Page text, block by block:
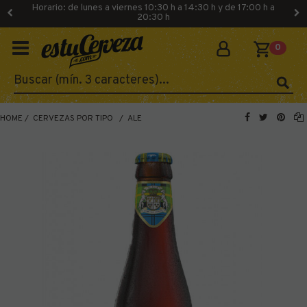
Horario: de lunes a viernes 10:30 h a 14:30 h y de 17:00 h a
20:30 h
0
HOME CERVEZAS POR TIPO ALE